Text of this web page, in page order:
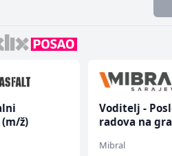
Voditelj - Poslovođa
radova na gradilištu
(m/